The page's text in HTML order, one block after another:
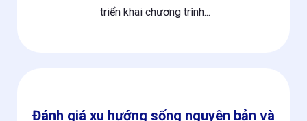
triển khai chương trình...
Đánh giá xu hướng sống nguyên bản và